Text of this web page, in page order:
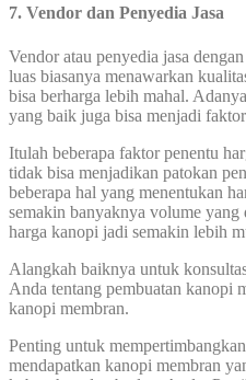
7. Vendor dan Penyedia Jasa
Vendor atau penyedia jasa
luas biasanya menawarkan
bisa berharga lebih mahal.
yang baik juga bisa menjadi
Itulah beberapa faktor penentu
tidak bisa menjadikan patokan
beberapa hal yang menentukan
semakin banyaknya volume yang
harga kanopi jadi semakin lebih
Alangkah baiknya untuk
Anda tentang pembuatan kanopi
kanopi membran.
Penting untuk
mendapatkan kanopi membran